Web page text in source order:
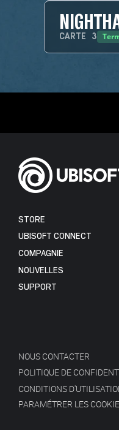
CARTE 3
STORE
UBISOFT CONNECT
COMPAGNIE
NOUVELLES
SUPPORT
NOUS CONTACTER
POLITIQUE DE
CONDITIONS
PARAMÉTRER LES